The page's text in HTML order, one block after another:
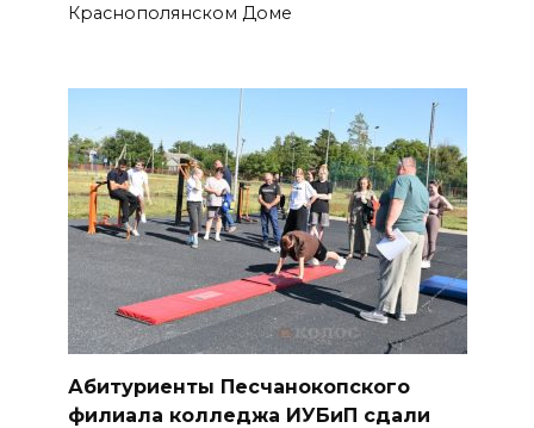
Краснополянском Доме
Абитуриенты Песчанокопского
филиала колледжа ИУБиП сдали